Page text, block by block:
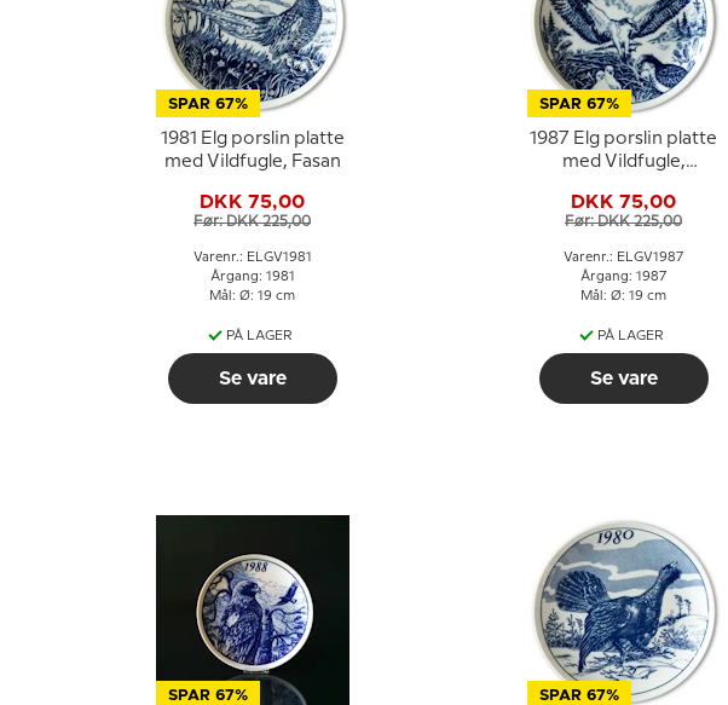
SPAR 67%
1981 Elg porslin platte
med Vildfugle, Fasan
DKK 75,00
Før: DKK 225,00
Varenr.: ELGV1981
Årgang: 1981
Mål: Ø: 19 cm
PÅ LAGER
Se vare
SPAR 67%
1987 Elg porslin platte
med Vildfugle,
DKK 75,00
Før: DKK 225,00
Varenr.: ELGV1987
Årgang: 1987
Mål: Ø: 19 cm
PÅ LAGER
Se vare
SPAR 67% SPAR 67%